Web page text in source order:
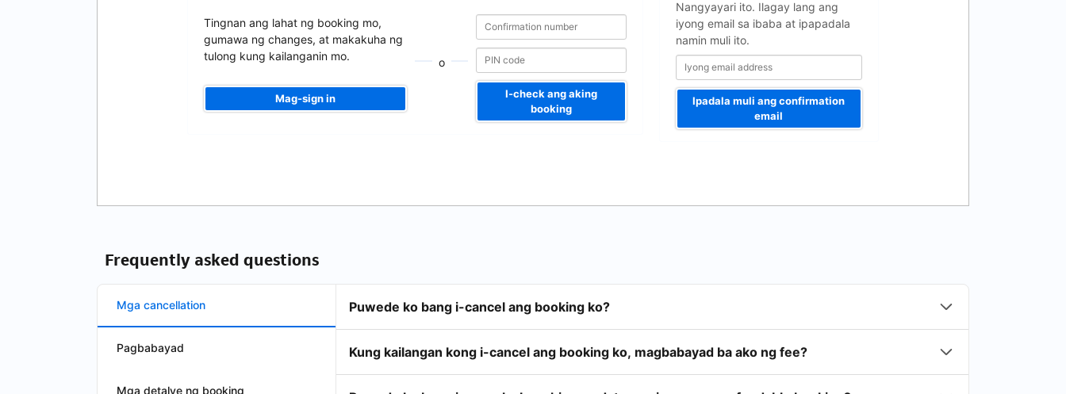
Tingnan ang lahat ng booking mo,
gumawa ng changes, at makakuha ng
tulong kung kailanganin mo.
Mag-sign in
o
Confirmation
number
Confirmation
number
I-check ang aking
booking
Nangyayari ito. Ilagay lang ang
iyong email sa ibaba at ipapadala
namin muli ito.
Ipadala muli ang confirmation
email
Frequently asked questions
Mga cancellation
Pagbabayad
Mga detalye ng booking
Puwede ko bang i-cancel ang booking ko?
Kung kailangan kong i-cancel ang booking ko, magbabayad ba ako ng fee?